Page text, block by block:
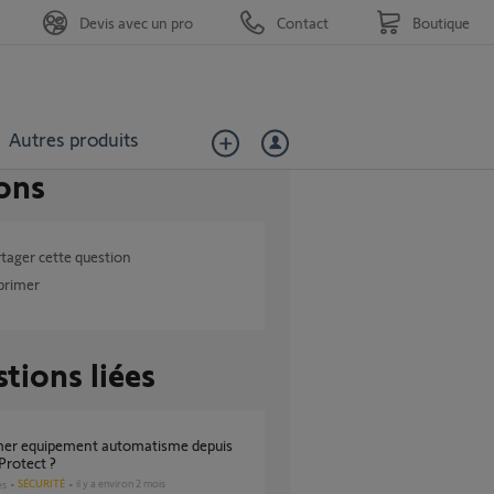
Autres produits
Devis avec un pro Contact Boutique
cette question
liées
?
SÉCURITÉ il y a environ 2 mois